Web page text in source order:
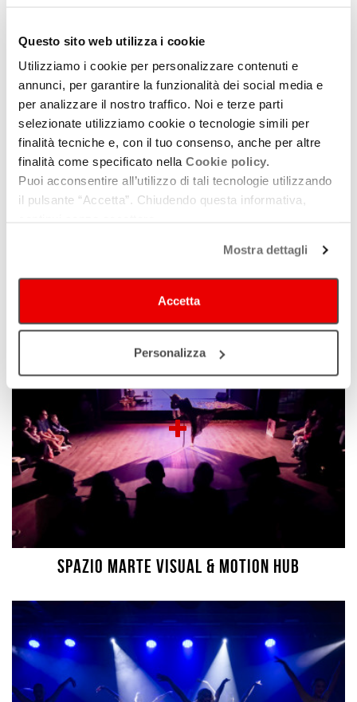
Questo sito web utilizza i cookie
Utilizziamo i cookie per personalizzare contenuti e
annunci, per garantire la funzionalità dei social media e
per analizzare il nostro traffico. Noi e terze parti
selezionate utilizziamo cookie o tecnologie simili per
finalità tecniche e, con il tuo consenso, anche per altre
finalità come specificato nella Cookie policy.
Puoi acconsentire all’utilizzo di tali tecnologie utilizzando
il pulsante “Accetta”. Chiudendo questa informativa,
Mostra dettagli
Accetta
Personalizza
Digital Arena
SPAZIO MARTE VISUAL & MOTION HUB